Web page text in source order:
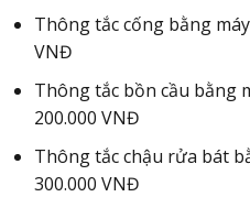
Thông tắc cống bằng
VNĐ
Thông tắc bồn cầu bằng
200.000 VNĐ
Thông tắc chậu rửa bát
300.000 VNĐ